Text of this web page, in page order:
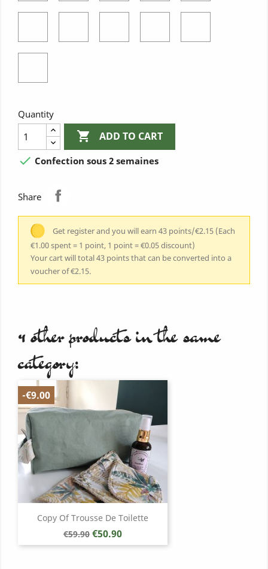
Pastel
Reflet
Bleu
Blanc
Marine
turquoise
Quantity
 ADD TO CART
 Confection sous 2 semaines
Share
Get register and you will earn 43 points/€2.15 (Each
€1.00 spent = 1 point, 1 point = €0.05 discount)
Your cart will total 43 points that can be converted into a
voucher of €2.15.
4 other products in the same
category:
Copy Of Trousse De Toilette
Regular
price
€59.90 Price
€50.90
-€9.00